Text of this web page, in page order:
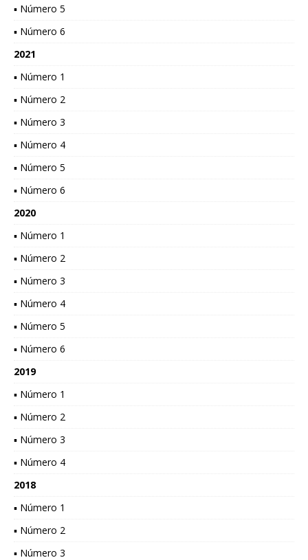
▪ Número 5
▪ Número 6
2021
▪ Número 1
▪ Número 2
▪ Número 3
▪ Número 4
▪ Número 5
▪ Número 6
2020
▪ Número 1
▪ Número 2
▪ Número 3
▪ Número 4
▪ Número 5
▪ Número 6
2019
▪ Número 1
▪ Número 2
▪ Número 3
▪ Número 4
2018
▪ Número 1
▪ Número 2
▪ Número 3